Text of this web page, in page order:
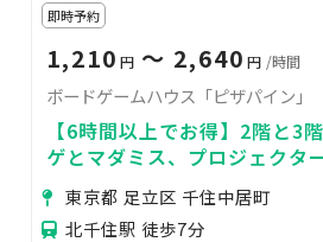
即時予約
1,210 円 〜 2,640 円 /時間
ボードゲームハウス「ピザパイン」
【6時間以上でお得】2階と3
ゲとマダミス、プロジェクタ
空間🍍ボドゲ会や飲み会、お
千住徒歩７分
東京都 足立区 千住中居町
北千住駅 徒歩7分